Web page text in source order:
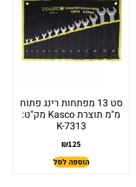
סט 13 מפתחות רינג פתוח
מ"מ תוצרת Kasco מק"ט:
K-7313
₪125
הוספה לסל